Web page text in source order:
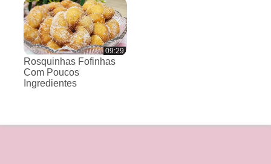
09:29
Rosquinhas Fofinhas
Com Poucos
Ingredientes